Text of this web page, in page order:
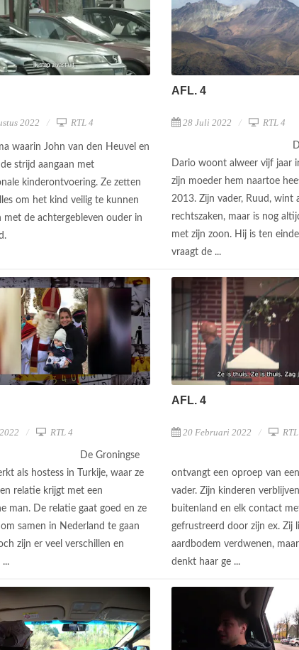
2022 RTL 4
waarin John van den Heuvel en
strijd aangaan met
kinderontvoering. Ze zetten
om het kind veilig te kunnen
met de achtergebleven ouder in
AFL. 4
28 Juli 2022 RTL 4
Dario woont alweer vijf jaar
zijn moeder hem naartoe
2013. Zijn vader, Ruud, wint
rechtszaken, maar is nog
met zijn zoon. Hij is ten
vraagt de ...
RTL 4
De Groningse
als hostess in Turkije, waar ze
relatie krijgt met een
man. De relatie gaat goed en ze
samen in Nederland te gaan
zijn er veel verschillen en
AFL. 4
20 Februari 2022
ontvangt een oproep van
vader. Zijn kinderen
buitenland en elk contact
gefrustreerd door zijn ex. Zij
aardbodem verdwenen,
denkt haar ge ...